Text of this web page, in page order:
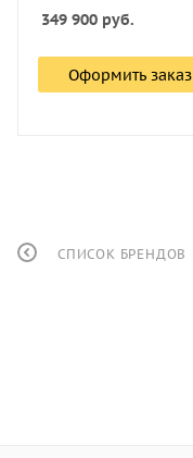
349 900 руб.
Оформить заказ
СПИСОК БРЕНДОВ